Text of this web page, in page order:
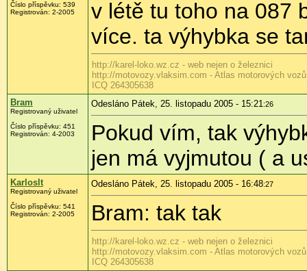
Číslo příspěvku: 539
Registrován: 2-2005
v létě tu toho na 087
více. ta výhybka se
http://karel-loko.wz.cz - web nejen o železnici
http://motovozy.vlaksim.com - Atlas motorových
ICQ 264305638
Bram
Registrovaný uživatel
Číslo příspěvku: 451
Registrován: 4-2003
Odesláno Pátek, 25. listopadu 2005 - 15:21 :26
Pokud vím, tak
jen má vyjmutou ( a
Karloslt
Registrovaný uživatel
Číslo příspěvku: 541
Registrován: 2-2005
Odesláno Pátek, 25. listopadu 2005 - 16:48:27
Bram: tak tak
http://karel-loko.wz.cz - web nejen o železnici
http://motovozy.vlaksim.com - Atlas motorových
ICQ 264305638